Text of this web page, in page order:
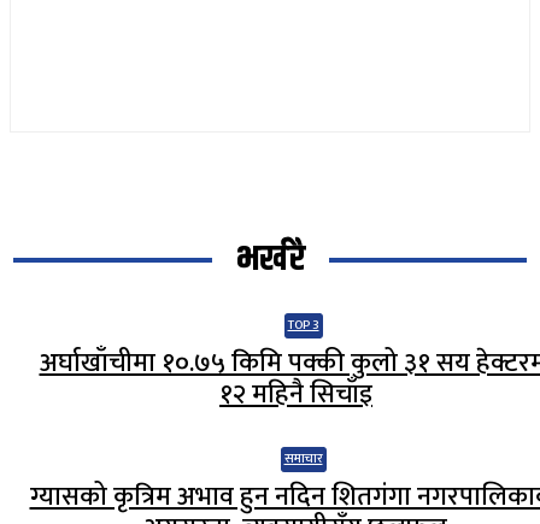
भर्खरै
TOP 3
अर्घाखाँचीमा १०.७५ किमि पक्की कुलो ३१ सय
१२ महिनै सिचाँइ
समाचार
ग्यासको कृत्रिम अभाव हुन नदिन शितगंगा